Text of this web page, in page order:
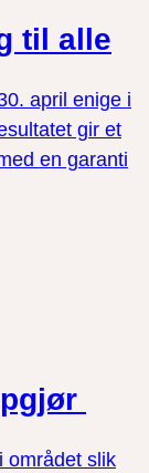
til alle
april enige i
gir et
en garanti
området slik